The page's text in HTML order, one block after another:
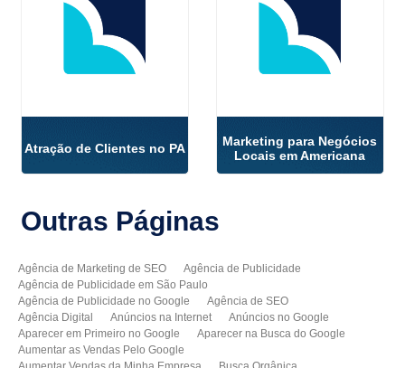
Atração de Clientes no PA
Marketing para Negócios
Locais em Americana
Outras Páginas
Agência de Marketing de SEO
Agência de Publicidade
Agência de Publicidade em São Paulo
Agência de Publicidade no Google
Agência de SEO
Agência Digital
Anúncios na Internet
Anúncios no Google
Aparecer em Primeiro no Google
Aparecer na Busca do Google
Aumentar as Vendas Pelo Google